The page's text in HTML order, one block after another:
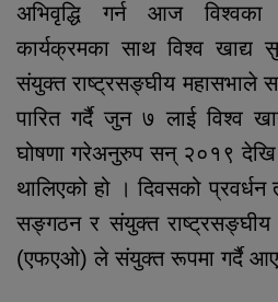
अभिवृद्धि गर्न आज विश्वका
कार्यक्रमका साथ विश्व खाद्य
संयुक्त राष्ट्रसङ्घीय महासभाले
पारित गर्दै जुन ७ लाई विश्व
घोषणा गरेअनुरुप सन् २०१९ देखि
थालिएको हो । दिवसको प्रवर्धन
सङ्गठन र संयुक्त
(एफएओ) ले संयुक्त रूपमा गर्दै